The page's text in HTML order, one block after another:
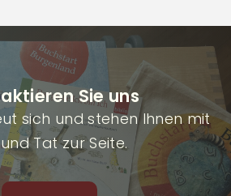
Sie uns
sich und stehen Ihnen mit
Tat zur Seite.